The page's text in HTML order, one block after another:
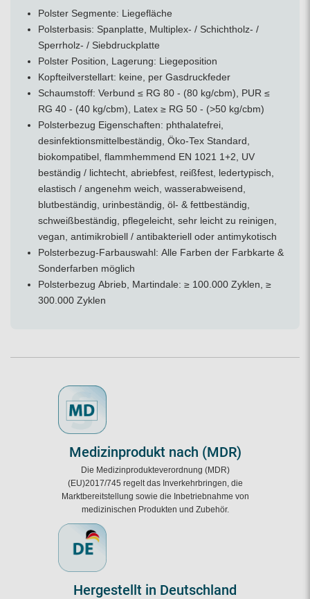
Polster Segmente: Liegefläche
Polsterbasis: Spanplatte, Multiplex- / Schichtholz- /
Sperrholz- / Siebdruckplatte
Polster Position, Lagerung: Liegeposition
Kopfteilverstellart: keine, per Gasdruckfeder
Schaumstoff: Verbund ≤ RG 80 - (80 kg/cbm), PUR ≤
RG 40 - (40 kg/cbm), Latex ≥ RG 50 - (>50 kg/cbm)
Polsterbezug Eigenschaften: phthalatefrei,
desinfektionsmittelbeständig, Öko-Tex Standard,
biokompatibel, flammhemmend EN 1021 1+2, UV
beständig / lichtecht, abriebfest, reißfest, ledertypisch,
elastisch / angenehm weich, wasserabweisend,
blutbeständig, urinbeständig, öl- & fettbeständig,
schweißbeständig, pflegeleicht, sehr leicht zu reinigen,
vegan, antimikrobiell / antibakteriell oder antimykotisch
Polsterbezug-Farbauswahl: Alle Farben der Farbkarte &
Sonderfarben möglich
Polsterbezug Abrieb, Martindale: ≥ 100.000 Zyklen, ≥
300.000 Zyklen
Medizinprodukt nach (MDR)
Die Medizinprodukteverordnung (MDR)
(EU)2017/745 regelt das Inverkehrbringen, die
Marktbereitstellung sowie die Inbetriebnahme von
medizinischen Produkten und Zubehör.
Hergestellt in Deutschland